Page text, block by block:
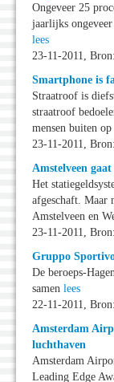
Ongeveer 25
jaarlijks
lees
23-11-2011,
Smartphone is
Straatroof is
straatroof
mensen buiten op
23-11-2011,
Amstelveen
Het
afgeschaft. Maar
Amstelveen en
23-11-2011,
Gruppo
De beroeps-
samen lees
22-11-2011,
Amsterdam
luchthaven
Amsterdam
Leading Edge